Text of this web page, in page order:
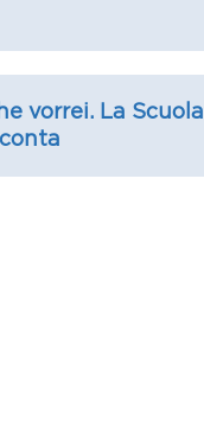
vorrei. La Scuola